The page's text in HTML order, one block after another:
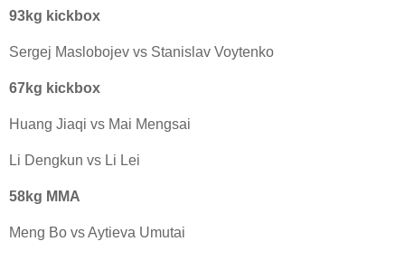
93kg kickbox
Sergej Maslobojev vs Stanislav Voytenko
67kg kickbox
Huang Jiaqi vs Mai Mengsai
Li Dengkun vs Li Lei
58kg MMA
Meng Bo vs Aytieva Umutai